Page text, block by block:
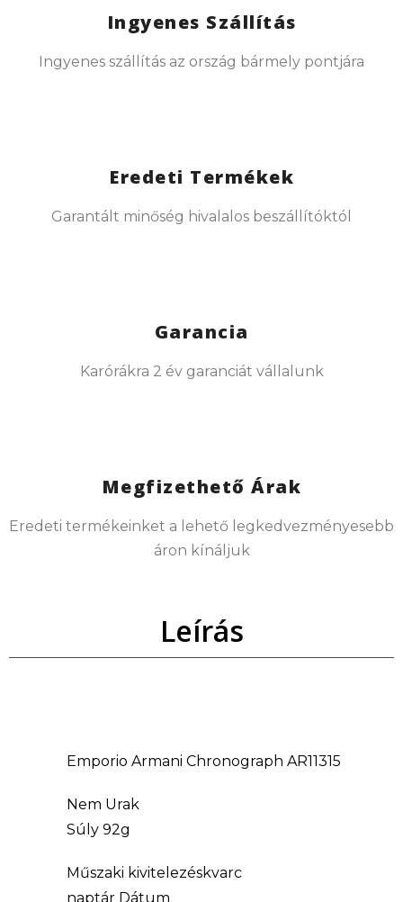
Ingyenes Szállítás
Ingyenes szállítás az ország bármely pontjára
Eredeti Termékek
Garantált minőség hivalalos beszállítóktól
Garancia
Karórákra 2 év garanciát vállalunk
Megfizethető Árak
Eredeti termékeinket a lehető legkedvezményesebb
áron kínáljuk
Leírás
Emporio Armani Chronograph AR11315
Nem Urak
Súly 92g
Műszaki kivitelezéskvarc
naptár Dátum